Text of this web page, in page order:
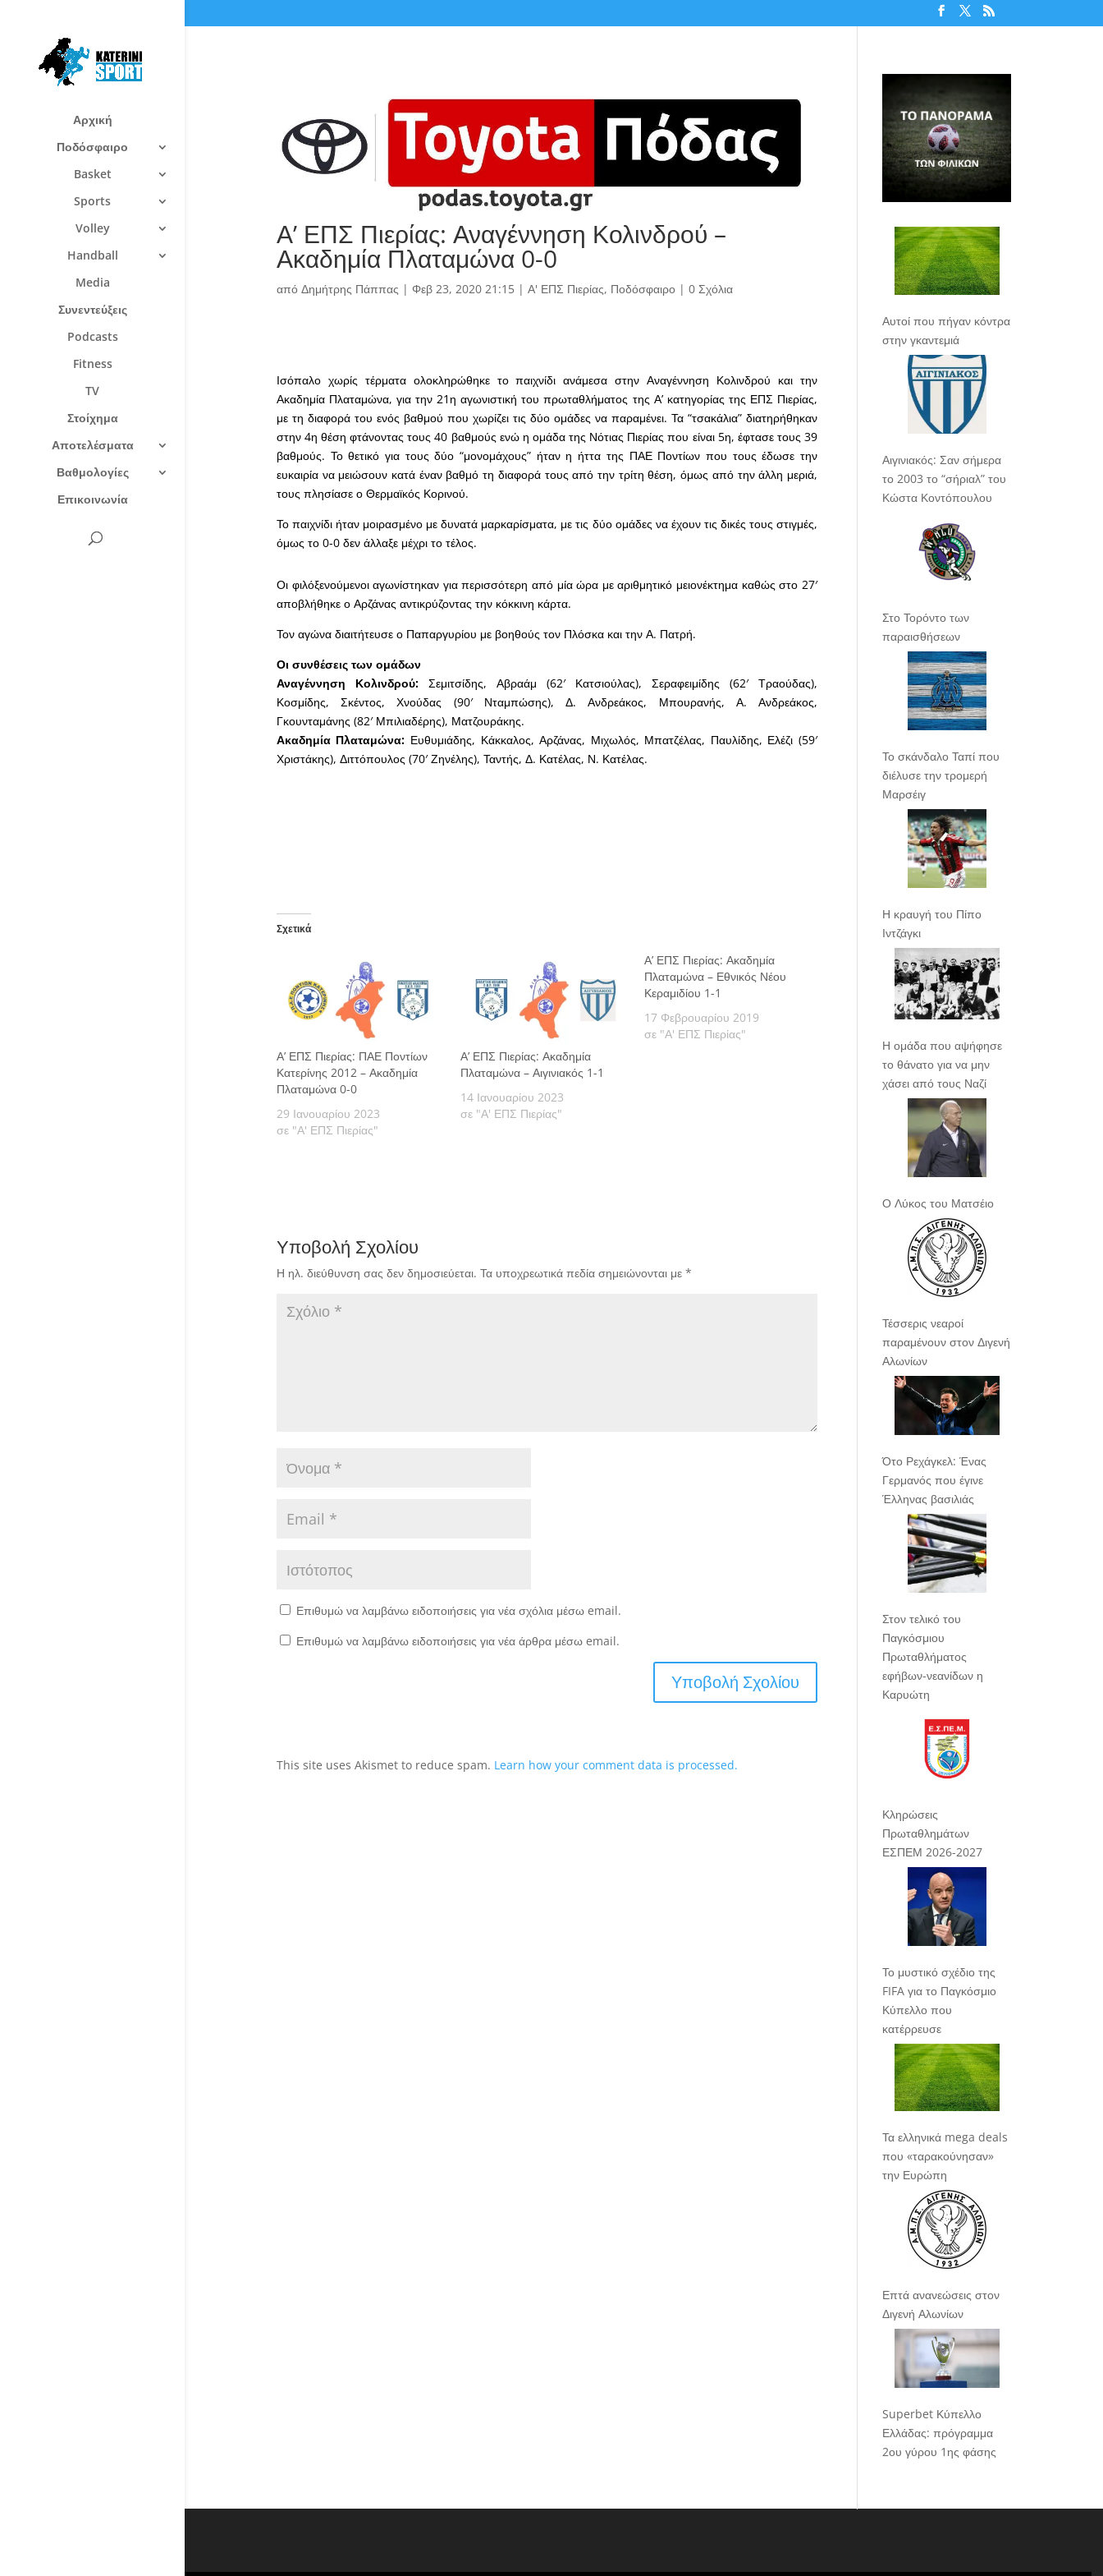
Αρχική
Ποδόσφαιρο
Basket
Sports
Volley
Handball
Media
Συνεντεύξεις
Podcasts
Fitness
TV
Στοίχημα
Αποτελέσματα
Βαθμολογίες
Επικοινωνία
Α’ ΕΠΣ Πιερίας: Αναγέννηση Κολινδρού –
Ακαδημία Πλαταμώνα 0-0
από Δημήτρης Πάππας | Φεβ 23, 2020 21:15| Α' ΕΠΣ Πιερίας, Ποδόσφαιρο| 0 Σχόλια
Ισόπαλο χωρίς τέρματα ολοκληρώθηκε το παιχνίδι ανάμεσα στην Αναγέννηση Κολινδρού και την
Ακαδημία Πλαταμώνα, για την 21η αγωνιστική του πρωταθλήματος της Α’ κατηγορίας της ΕΠΣ Πιερίας,
με τη διαφορά του ενός βαθμού που χωρίζει τις δύο ομάδες να παραμένει. Τα “τσακάλια” διατηρήθηκαν
στην 4η θέση φτάνοντας τους 40 βαθμούς ενώ η ομάδα της Νότιας Πιερίας που είναι 5η, έφτασε τους 39
βαθμούς. Το θετικό για τους δύο “μονομάχους” ήταν η ήττα της ΠΑΕ Ποντίων που τους έδωσε την
ευκαιρία να μειώσουν κατά έναν βαθμό τη διαφορά τους από την τρίτη θέση, όμως από την άλλη μεριά,
τους πλησίασε ο Θερμαϊκός Κορινού.
Το παιχνίδι ήταν μοιρασμένο με δυνατά μαρκαρίσματα, με τις δύο ομάδες να έχουν τις δικές τους στιγμές,
όμως το 0-0 δεν άλλαξε μέχρι το τέλος.
Οι φιλόξενούμενοι αγωνίστηκαν για περισσότερη από μία ώρα με αριθμητικό μειονέκτημα καθώς στο 27′
αποβλήθηκε ο Αρζάνας αντικρύζοντας την κόκκινη κάρτα.
Τον αγώνα διαιτήτευσε ο Παπαργυρίου με βοηθούς τον Πλόσκα και την Α. Πατρή.
Οι συνθέσεις των ομάδων
Αναγέννηση Κολινδρού:Σεμιτσίδης, Αβραάμ (62′ Κατσιούλας), Σεραφειμίδης (62′ Τραούδας),
Κοσμίδης, Σκέντος, Χνούδας (90′ Νταμπώσης), Δ. Ανδρεάκος, Μπουρανής, Α. Ανδρεάκος,
Γκουνταμάνης (82′ Μπιλιαδέρης), Ματζουράκης.
Ακαδημία Πλαταμώνα: Ευθυμιάδης, Κάκκαλος, Αρζάνας, Μιχωλός, Μπατζέλας, Παυλίδης, Ελέζι (59′
Χριστάκης), Διττόπουλος (70′ Ζηνέλης), Ταντής, Δ. Κατέλας, Ν. Κατέλας.
Σχετικά
Α’ ΕΠΣ Πιερίας: ΠΑΕ Ποντίων
Κατερίνης 2012 – Ακαδημία
Πλαταμώνα 0-0
29 Ιανουαρίου 2023
σε "Α' ΕΠΣ Πιερίας"
Α’ ΕΠΣ Πιερίας: Ακαδημία
Πλαταμώνα – Αιγινιακός 1-1
14 Ιανουαρίου 2023
σε "Α' ΕΠΣ Πιερίας"
Α’ ΕΠΣ Πιερίας: Ακαδημία
Πλαταμώνα – Εθνικός Νέου
Κεραμιδίου 1-1
17 Φεβρουαρίου 2019
σε "Α' ΕΠΣ Πιερίας"
Υποβολή Σχολίου
Η ηλ. διεύθυνση σας δεν δημοσιεύεται. Τα υποχρεωτικά πεδία σημειώνονται με *
Επιθυμώ να λαμβάνω ειδοποιήσεις για νέα σχόλια μέσω email.
Επιθυμώ να λαμβάνω ειδοποιήσεις για νέα άρθρα μέσω email.
This site uses Akismet to reduce spam. Learn how your comment data is processed.
Αυτοί που πήγαν κόντρα
στην γκαντεμιά
Αιγινιακός: Σαν σήμερα
το 2003 το “σήριαλ” του
Κώστα Κοντόπουλου
Στο Τορόντο των
παραισθήσεων
Το σκάνδαλο Ταπί που
διέλυσε την τρομερή
Μαρσέιγ
Η κραυγή του Πίπο
Ιντζάγκι
Η ομάδα που αψήφησε
το θάνατο για να μην
χάσει από τους Ναζί
Ο Λύκος του Ματσέιο
Τέσσερις νεαροί
παραμένουν στον Διγενή
Αλωνίων
Ότο Ρεχάγκελ: Ένας
Γερμανός που έγινε
Έλληνας βασιλιάς
Στον τελικό του
Παγκόσμιου
Πρωταθλήματος
εφήβων-νεανίδων η
Καρυώτη
Κληρώσεις
Πρωταθλημάτων
ΕΣΠΕΜ 2026-2027
Το μυστικό σχέδιο της
FIFA για το Παγκόσμιο
Κύπελλο που
κατέρρευσε
Τα ελληνικά mega deals
που «ταρακούνησαν»
την Ευρώπη
Επτά ανανεώσεις στον
Διγενή Αλωνίων
Superbet Κύπελλο
Ελλάδας: πρόγραμμα
2ου γύρου 1ης φάσης